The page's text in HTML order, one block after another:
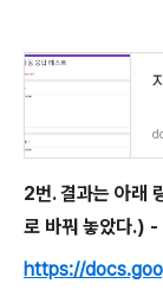
2번. 결과는 아래
로 바꿔 놓았다.)
https://